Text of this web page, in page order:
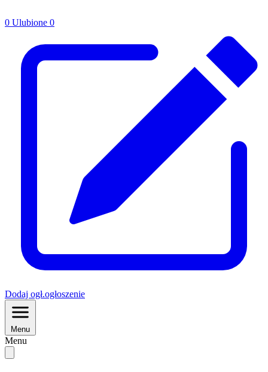
0 Ulubione 0
Dodaj ogł.ogłoszenie
Menu
Menu